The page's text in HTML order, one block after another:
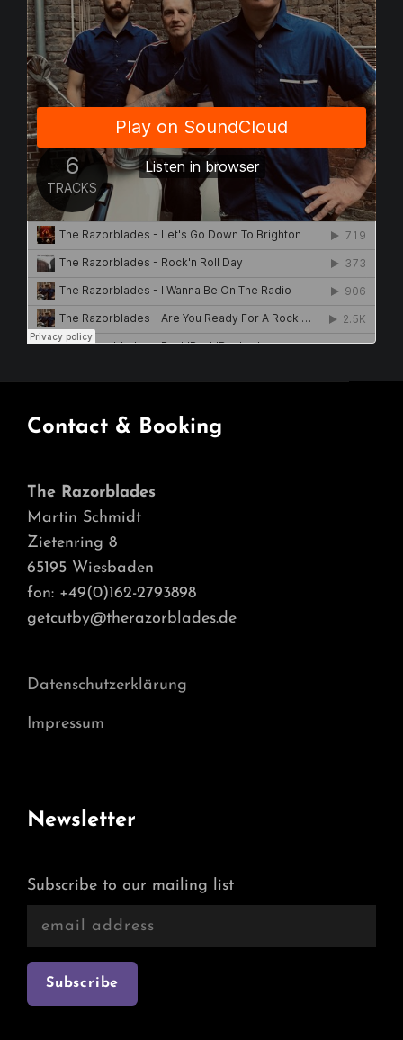
Contact & Booking
The Razorblades
Martin Schmidt
Zietenring 8
65195 Wiesbaden
fon: +49(0)162-2793898
getcutby@therazorblades.de
Datenschutzerklärung
Impressum
Newsletter
Subscribe to our mailing list